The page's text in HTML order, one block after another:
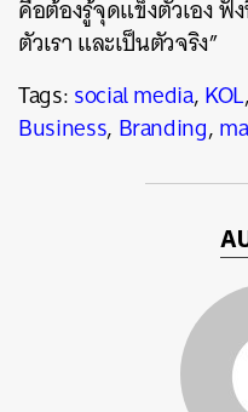
คือต้องรู้จุดแข็งตัวเอง
ตัวเรา และเป็นตัวจริง”
Tags:social media,KOL
Business, Branding,